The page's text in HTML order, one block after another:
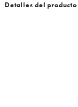
Detalles del producto